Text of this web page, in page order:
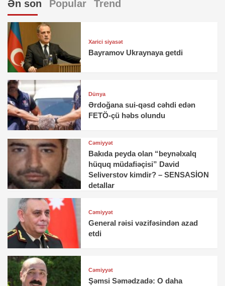
Ən son Popular Trend
Xarici siyasət
Bayramov Ukraynaya getdi
Dünya
Ərdoğana sui-qəsd cəhdi edən
FETÖ-çü həbs olundu
Cəmiyyət
Bakıda peyda olan “beynəlxalq
hüquq müdafiəçisi” David
Seliverstov kimdir? – SENSASİON
detallar
Cəmiyyət
General rəisi vəzifəsindən azad
etdi
Cəmiyyət
Şəmsi Səmədzadə: O daha